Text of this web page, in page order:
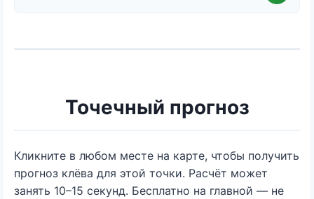
Точечный прогноз
Кликните в любом месте на карте, чтобы получить
прогноз клёва для этой точки. Расчёт может
занять 10–15 секунд. Бесплатно на главной — не